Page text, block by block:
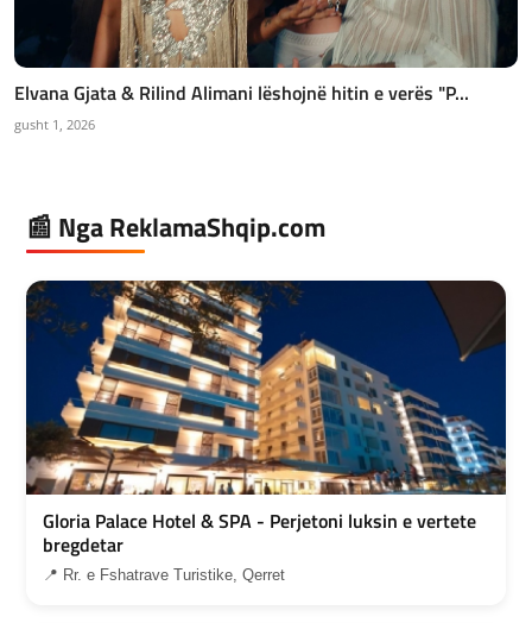
Elvana Gjata & Rilind Alimani lëshojnë hitin e verës "P...
gusht 1, 2026
📰 Nga ReklamaShqip.com
Gloria Palace Hotel & SPA - Perjetoni luksin e vertete
bregdetar
📍 Rr. e Fshatrave Turistike, Qerret